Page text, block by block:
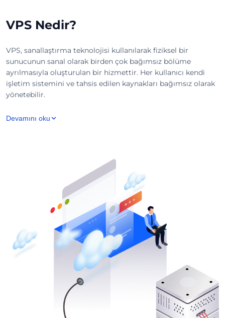
VPS Nedir?
VPS, sanallaştırma teknolojisi kullanılarak fiziksel bir
sunucunun sanal olarak birden çok bağımsız bölüme
ayrılmasıyla oluşturulan bir hizmettir. Her kullanıcı kendi
işletim sistemini ve tahsis edilen kaynakları bağımsız olarak
yönetebilir.
Devamını oku